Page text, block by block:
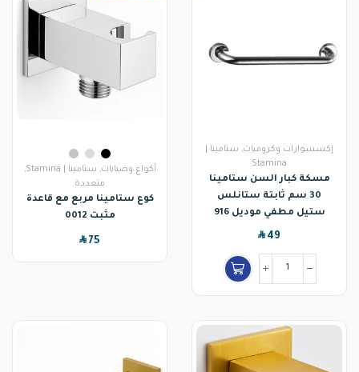
إكسسوارات وكروميات, ستامينا |
Stamina
مسكة كبار السن ستامينا
30 سم ثابتة ستانلس
ستيل مطفي موديل 916
SAR49
أكواع وصبابات, ستامينا | Stamina
,
متعددة
كوع ستامينا مربع مع قاعدة
مثبت 0012
SAR75